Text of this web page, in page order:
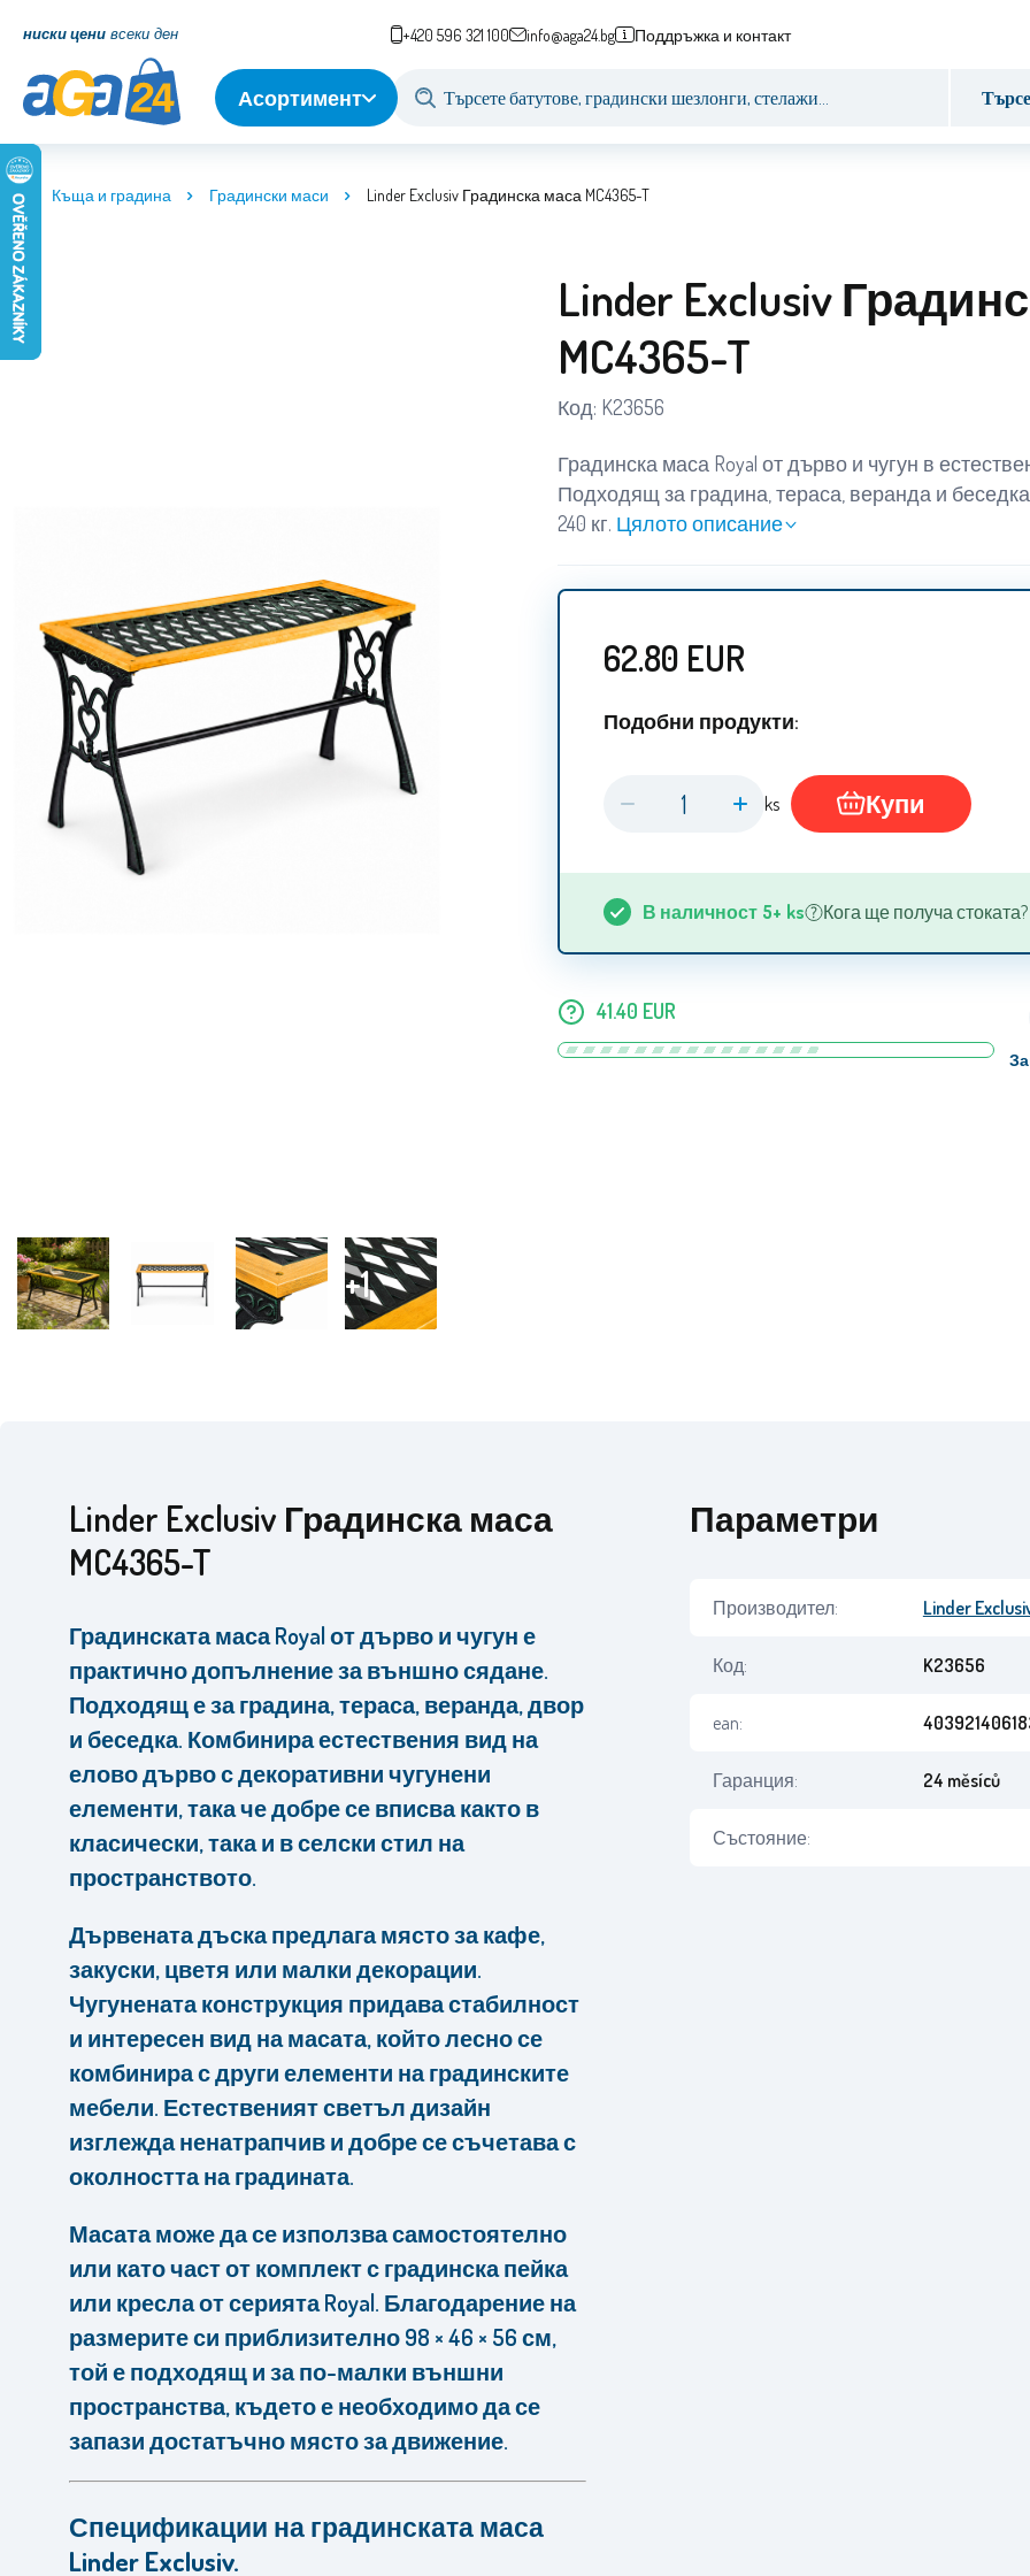
ниски цени всеки ден +420 596 321 100 info@aga24.bg Поддръжка и контакт
Асортимент
Къща и градина Градински маси Linder Exclusiv Градинска маса MC4365-T
Linder Exclusiv
MC4365-T
Код: K23656
Градинска маса Royal от дърво и чугун в
Подходящ за градина, тераса, веранда и
240 кг. Цялото описание
62.80 EUR
Подобни продукти:
ks Купи
В наличност 5+ ks Кога ще получа стоката?
41.40 EUR
Linder Exclusiv Градинска маса
MC4365-T
Градинската маса Royal от дърво и чугун е
практично допълнение за външно сядане.
Подходящ е за градина, тераса, веранда, двор
и беседка. Комбинира естествения вид на
елово дърво с декоративни чугунени
елементи, така че добре се вписва както в
класически, така и в селски стил на
пространството.
Дървената дъска предлага място за кафе,
закуски, цветя или малки декорации.
Чугунената конструкция придава стабилност
и интересен вид на масата, който лесно се
комбинира с други елементи на градинските
мебели. Естественият светъл дизайн
изглежда ненатрапчив и добре се съчетава с
околността на градината.
Масата може да се използва самостоятелно
или като част от комплект с градинска пейка
или кресла от серията Royal. Благодарение на
размерите си приблизително 98 × 46 × 56 см,
той е подходящ и за по-малки външни
пространства, където е необходимо да се
запази достатъчно място за движение.
Спецификации на градинската маса
Linder Exclusiv.
Параметри
Производител: Linder
Код: K23656
ean:
Гаранция: 24 měsíců
Състояние: